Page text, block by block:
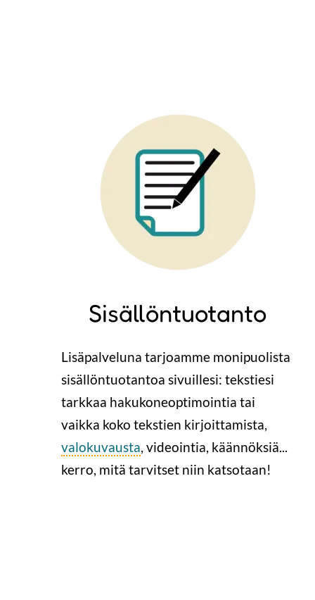
Sisällöntuotanto
Lisäpalveluna tarjoamme monipuolista
sisällöntuotantoa sivuillesi: tekstiesi
tarkkaa hakukoneoptimointia tai
vaikka koko tekstien kirjoittamista,
valokuvausta , videointia, käännöksiä...
kerro, mitä tarvitset niin katsotaan!